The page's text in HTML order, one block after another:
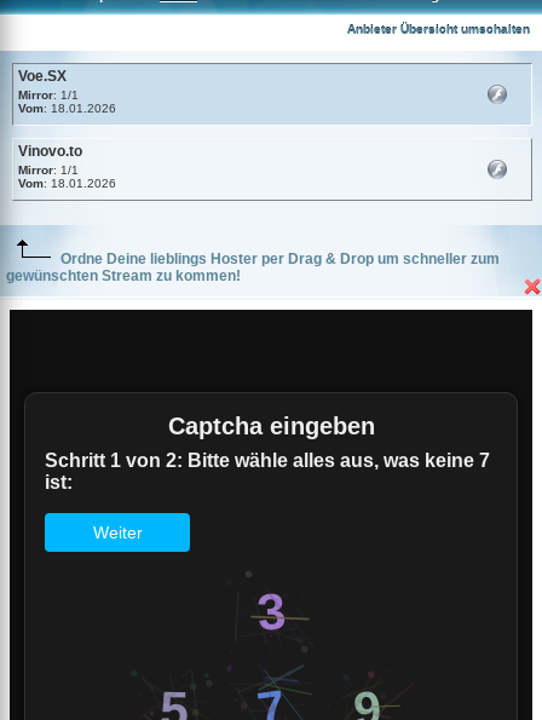
Anbieter Übersicht umschalten
Voe.SX
Mirror: 1/1
Vom: 18.01.2026
Vinovo.to
Mirror: 1/1
Vom: 18.01.2026
Ordne Deine lieblings Hoster per Drag & Drop um schneller zum
gewünschten Stream zu kommen!